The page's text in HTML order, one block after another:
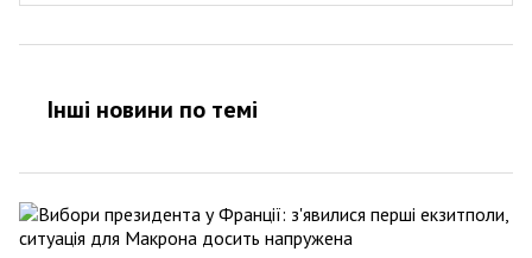
Інші новини по темi